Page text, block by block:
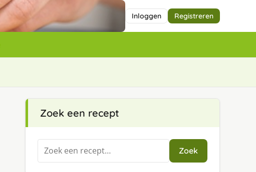
Inloggen Registreren
Zoek een recept
Zoeken
naar:
Zoek